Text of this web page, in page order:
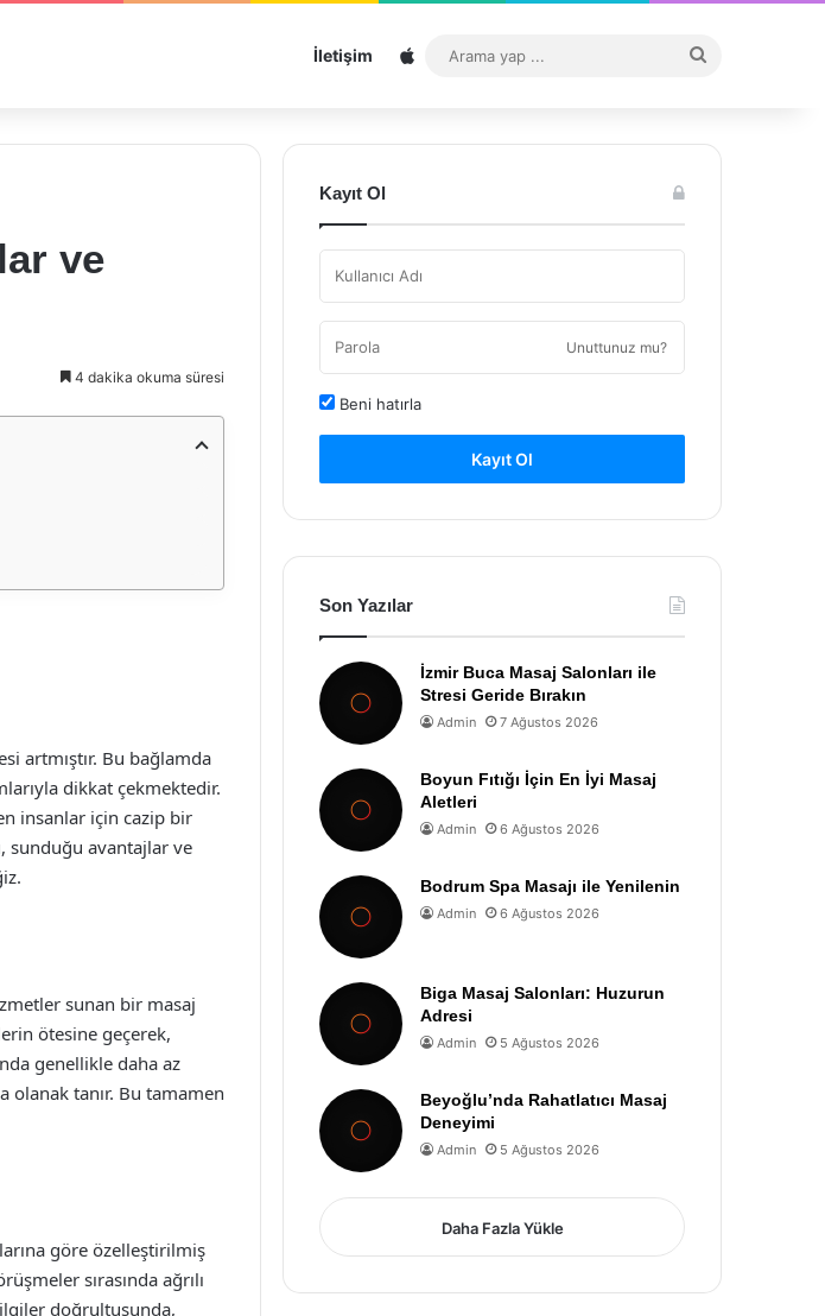
İletişim Sitemap
...
ve
4 dakika okuma süresi
artmıştır. Bu bağlamda
dikkat çekmektedir.
insanlar için cazip bir
sunduğu avantajlar ve
sunan bir masaj
ötesine geçerek,
genellikle daha az
olanak tanır. Bu tamamen
göre özelleştirilmiş
sırasında ağrılı
doğrultusunda,
Kayıt Ol
Unuttunuz mu?
Beni hatırla
Kayıt Ol
Son Yazılar
İzmir Buca Masaj Salonları ile
Stresi Geride Bırakın
Admin 7 Ağustos 2026
Boyun Fıtığı İçin En İyi Masaj
Aletleri
Admin 6 Ağustos 2026
Bodrum Spa Masajı ile Yenilenin
Admin 6 Ağustos 2026
Biga Masaj Salonları: Huzurun
Adresi
Admin 5 Ağustos 2026
Beyoğlu’nda Rahatlatıcı Masaj
Deneyimi
Admin 5 Ağustos 2026
Daha Fazla Yükle